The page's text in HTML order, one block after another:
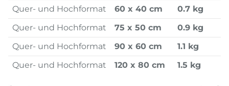
Quer- und Hochformat
60 x 40 cm
0.7 kg
Quer- und Hochformat
75 x 50 cm
0.9 kg
Quer- und Hochformat
90 x 60 cm
1.1 kg
Quer- und Hochformat
120 x 80 cm 1.5 kg